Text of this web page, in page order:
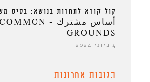
קול קורא לתחרות בנושא: בסיס
أساس مشترك – COMMON
GROUNDS
4 ביוני 2024
תגובות אחרונות